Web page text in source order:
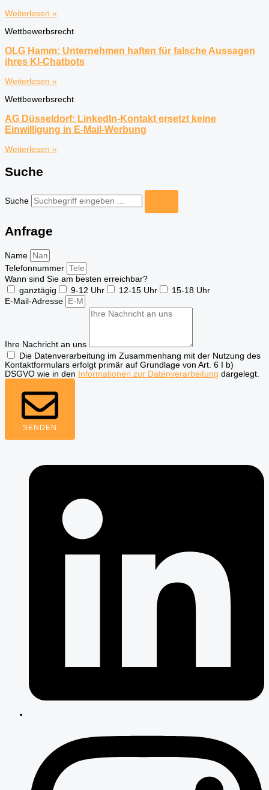
Weiterlesen »
Wettbewerbsrecht
OLG Hamm: Unternehmen haften für falsche Aussagen
ihres KI-Chatbots
Weiterlesen »
Wettbewerbsrecht
AG Düsseldorf: LinkedIn-Kontakt ersetzt keine
Einwilligung in E-Mail-Werbung
Weiterlesen »
Suche
Suche
Anfrage
Name
Telefonnummer
Wann sind Sie am besten erreichbar?
ganztägig
9-12 Uhr 12-15 Uhr
15-18 Uhr
E-Mail-Adresse
Ihre Nachricht an uns
Die Datenverarbeitung im Zusammenhang mit der Nutzung des
Kontaktformulars erfolgt primär auf Grundlage von Art. 6 I b)
DSGVO wie in den
Informationen zur Datenverarbeitung dargelegt.
SENDEN